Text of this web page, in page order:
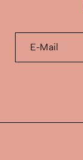
E-Mail